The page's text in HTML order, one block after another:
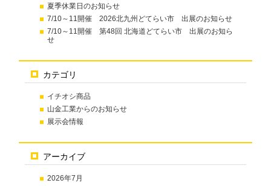
夏季休業日のお知らせ
7/10～11開催 2026北九州どてらい市 出展のお知らせ
7/10～11開催 第48回 北海道どてらい市 出展のお知ら
せ
カテゴリ
イチオシ商品
山金工業からのお知らせ
展示会情報
アーカイブ
2026年7月